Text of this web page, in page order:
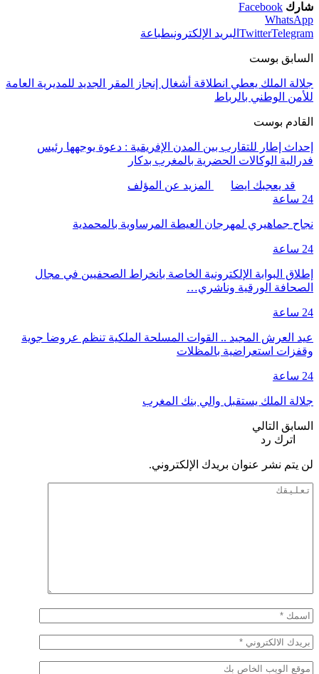
شارك Facebook
WhatsApp
TwitterTelegram البريد الإلكترونيطباعة
السابق بوست
جلالة الملك يعطي انطلاقة أشغال إنجاز المقر الجديد للمديرية العامة
للأمن الوطني بالرباط
القادم بوست
إحداث إطار للتقارب بين المدن الإفريقية : دعوة يوجهها رئيس
فدرالية الوكالات الحضرية بالمغرب بدكار
قد يعجبك ايضا
المزيد عن المؤلف
24 ساعة
نجاح جماهيري لمهرجان العيطة المرساوية بالمحمدية
24 ساعة
إطلاق البوابة الإلكترونية الخاصة بانخراط الصحفيين في مجال
الصحافة الورقية وناشري…
24 ساعة
عيد العرش المجيد .. القوات المسلحة الملكية تنظم عروضا جوية
وقفزات استعراضية بالمظلات
24 ساعة
جلالة الملك يستقبل والي بنك المغرب
السابق التالي
اترك رد
لن يتم نشر عنوان بريدك الإلكتروني.